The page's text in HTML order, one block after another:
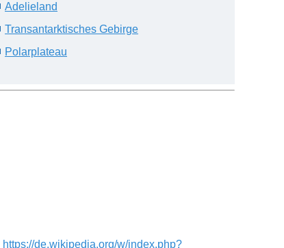
Adelieland
Transantarktisches Gebirge
Polarplateau
https://de.wikipedia.org/w/index.php?